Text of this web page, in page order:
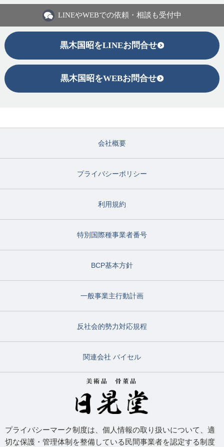
LINEやWEBでの依頼・相談も受付中
黒木国昭をLINEお問合せ
黒木国昭をWEBお問合せ
会社概要
プライバシーポリシー
利用規約
特別国際種事業者番号
BCP基本方針
一般事業主行動計画
反社会的勢力対応規程
関連会社 バイセル
プライバシーマーク制度は、個人情報の取り扱いについて、適
切な保護・管理体制を整備している民間事業者を認定する制度